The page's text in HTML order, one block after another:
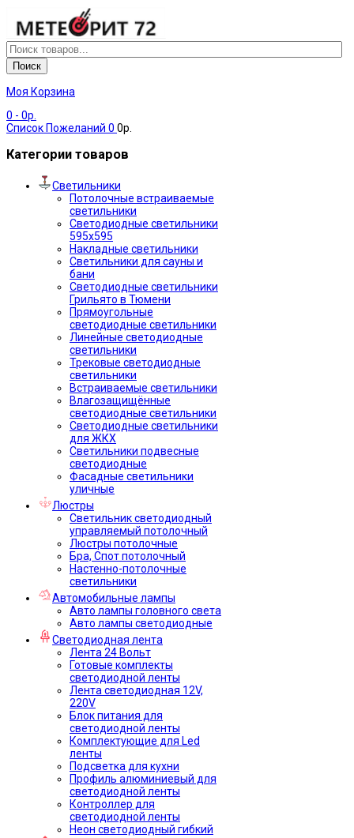
Поиск
Моя Корзина
0 - 0р.
Список Пожеланий 0 0р.
Категории товаров
Светильники
Потолочные встраиваемые
светильники
Светодиодные светильники
595х595
Накладные светильники
Светильники для сауны и
бани
Светодиодные светильники
Грильято в Тюмени
Прямоугольные
светодиодные светильники
Линейные светодиодные
светильники
Трековые светодиодные
светильники
Встраиваемые светильники
Влагозащищённые
светодиодные светильники
Светодиодные светильники
для ЖКХ
Светильники подвесные
светодиодные
Фасадные светильники
уличные
Люстры
Светильник светодиодный
управляемый потолочный
Люстры потолочные
Бра, Спот потолочный
Настенно-потолочные
светильники
Автомобильные лампы
Авто лампы головного света
Авто лампы светодиодные
Светодиодная лента
Лента 24 Вольт
Готовые комплекты
светодиодной ленты
Лента светодиодная 12V,
220V
Блок питания для
светодиодной ленты
Комплектующие для Led
ленты
Подсветка для кухни
Профиль алюминиевый для
светодиодной ленты
Контроллер для
светодиодной ленты
Неон светодиодный гибкий